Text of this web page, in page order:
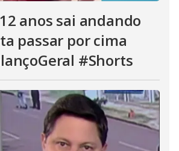
anos sai andando
passar por cima
#Shorts